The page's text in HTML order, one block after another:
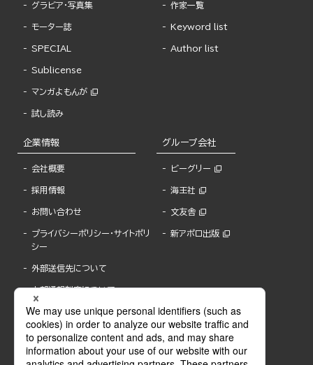
グラビア・写真集
モーター誌
SPECIAL
Sublicense
マンガよもんが
試し読み
作家一覧
Keyword list
Author list
企業情報
会社概要
採用情報
お問い合わせ
プライバシーポリシー・サイトポリ
シー
外部送信先について
内部通報制度について
グループ会社
ビーグリー
海王社
文友舎
新アポロ出版